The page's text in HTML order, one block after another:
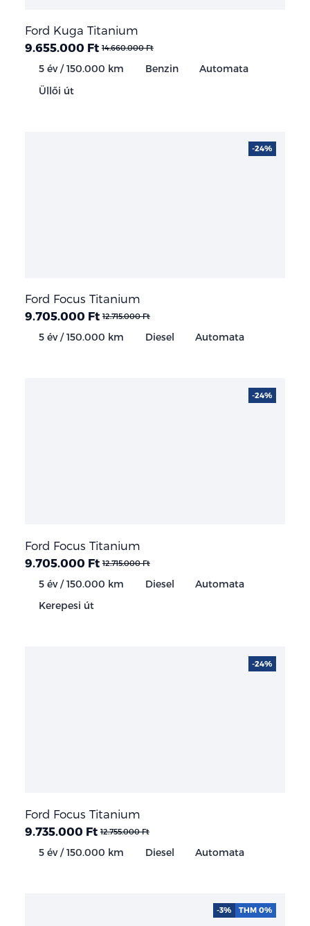
Ford Kuga Titanium
9.655.000 Ft 14.660.000 Ft
5 év / 150.000 km Benzin
Automata
Üllői út
Ford Focus Titanium
9.705.000 Ft 12.715.000 Ft
5 év / 150.000 km Diesel Automata
-24%
Ford Focus Titanium
9.705.000 Ft 12.715.000 Ft
5 év / 150.000 km Diesel
Automata
Kerepesi út
-24%
Ford Focus Titanium
9.735.000 Ft 12.755.000 Ft
5 év / 150.000 km Diesel Automata
-24%
-3% THM 0%